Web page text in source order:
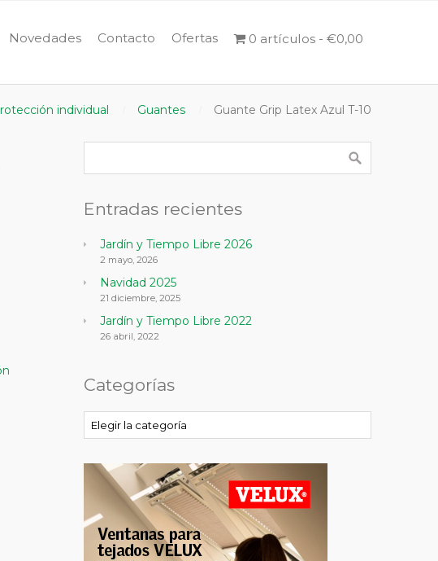
Novedades Contacto Ofertas 0 artículos €0,00
individual Guantes Guante Grip Latex Azul T-10
Entradas recientes
Jardín y Tiempo Libre 2026
2 mayo, 2026
Navidad 2025
21 diciembre, 2025
Jardín y Tiempo Libre 2022
26 abril, 2022
Categorías
Categorías